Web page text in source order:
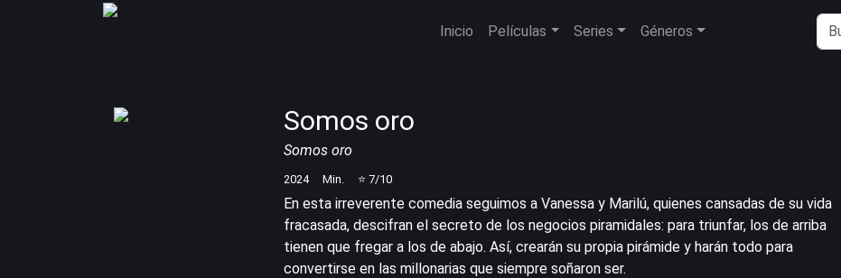
Inicio Películas Series Géneros
Somos oro
Somos oro
2024 Min. ⭐ 7/10
En esta irreverente comedia seguimos a Vanessa y Marilú, quienes cansadas de su vida
fracasada, descifran el secreto de los negocios piramidales: para triunfar, los de arriba
tienen que fregar a los de abajo. Así, crearán su propia pirámide y harán todo para
convertirse en las millonarias que siempre soñaron ser.